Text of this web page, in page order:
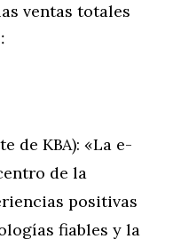
ventas totales
de KBA): «La e-
de la
positivas
fiables y la